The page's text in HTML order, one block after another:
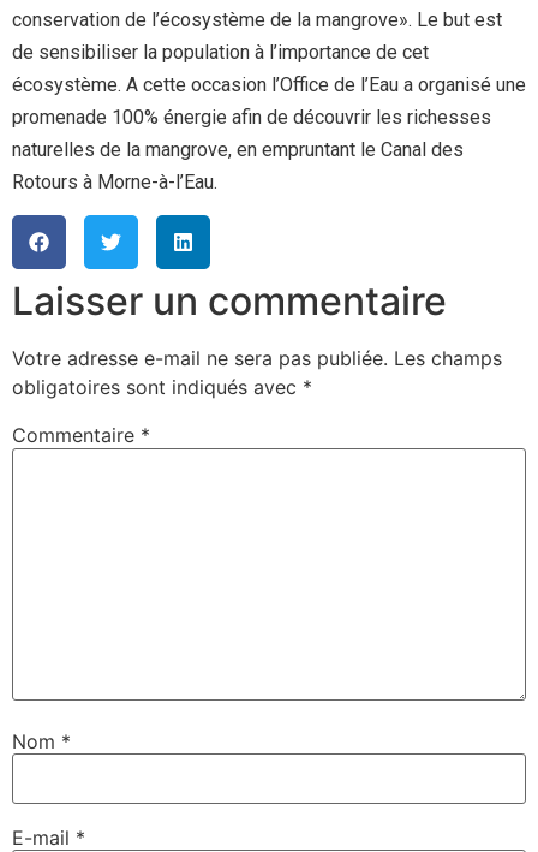
conservation de l’écosystème de la mangrove». Le but est
de sensibiliser la population à l’importance de cet
écosystème. A cette occasion l’Office de l’Eau a organisé une
promenade 100% énergie afin de découvrir les richesses
naturelles de la mangrove, en empruntant le Canal des
Rotours à Morne-à-l’Eau.
Laisser un commentaire
Votre adresse e-mail ne sera pas publiée. Les champs
obligatoires sont indiqués avec *
Commentaire *
Nom *
E-mail *